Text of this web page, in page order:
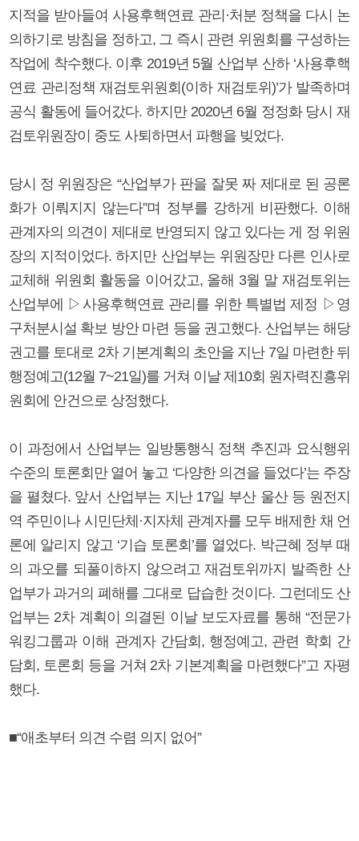
지적을 받아들여 사용후핵연료 관리·처분 정책을 다시 논
의하기로 방침을 정하고, 그 즉시 관련 위원회를 구성하는
작업에 착수했다. 이후 2019년 5월 산업부 산하 ‘사용후핵
연료 관리정책 재검토위원회(이하 재검토위)’가 발족하며
공식 활동에 들어갔다. 하지만 2020년 6월 정정화 당시 재
검토위원장이 중도 사퇴하면서 파행을 빚었다.
당시 정 위원장은 “산업부가 판을 잘못 짜 제대로 된 공론
화가 이뤄지지 않는다”며 정부를 강하게 비판했다. 이해
관계자의 의견이 제대로 반영되지 않고 있다는 게 정 위원
장의 지적이었다. 하지만 산업부는 위원장만 다른 인사로
교체해 위원회 활동을 이어갔고, 올해 3월 말 재검토위는
산업부에 ▷사용후핵연료 관리를 위한 특별법 제정 ▷영
구처분시설 확보 방안 마련 등을 권고했다. 산업부는 해당
권고를 토대로 2차 기본계획의 초안을 지난 7일 마련한 뒤
행정예고(12월 7~21일)를 거쳐 이날 제10회 원자력진흥위
원회에 안건으로 상정했다.
이 과정에서 산업부는 일방통행식 정책 추진과 요식행위
수준의 토론회만 열어 놓고 ‘다양한 의견을 들었다’는 주장
을 펼쳤다. 앞서 산업부는 지난 17일 부산 울산 등 원전지
역 주민이나 시민단체·지자체 관계자를 모두 배제한 채 언
론에 알리지 않고 ‘기습 토론회’를 열었다. 박근혜 정부 때
의 과오를 되풀이하지 않으려고 재검토위까지 발족한 산
업부가 과거의 폐해를 그대로 답습한 것이다. 그런데도 산
업부는 2차 계획이 의결된 이날 보도자료를 통해 “전문가
워킹그룹과 이해 관계자 간담회, 행정예고, 관련 학회 간
담회, 토론회 등을 거쳐 2차 기본계획을 마련했다”고 자평
했다.
■“애초부터 의견 수렴 의지 없어”